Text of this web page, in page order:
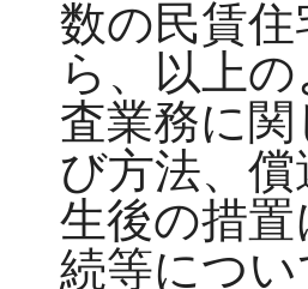
数の民賃
ら、以上
査業務に
び方法、
生後の措
続等につ